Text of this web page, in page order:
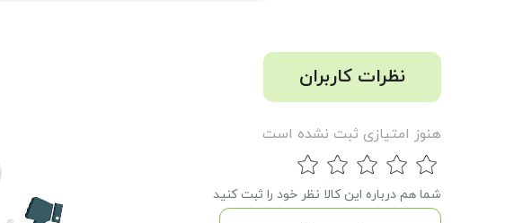
نظرات کاربران
هنوز امتیازی ثبت نشده است
شما هم درباره این کالا نظر خود را ثبت کنید